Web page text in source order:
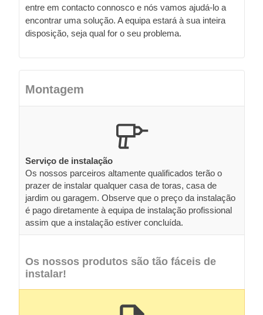
entre em contacto connosco e nós vamos ajudá-lo a
encontrar uma solução. A equipa estará à sua inteira
disposição, seja qual for o seu problema.
Montagem
Serviço de instalação
Os nossos parceiros altamente qualificados terão o
prazer de instalar qualquer casa de toras, casa de
jardim ou garagem. Observe que o preço da instalação
é pago diretamente à equipa de instalação profissional
assim que a instalação estiver concluída.
Os nossos produtos são tão fáceis de
instalar!